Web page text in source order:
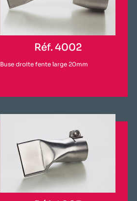
Réf. 4002
Buse droite fente large 20mm